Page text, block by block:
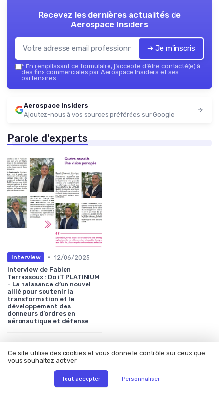
Recevez les dernières actualités de
Aerospace Insiders
➔ Je m'inscris
* En remplissant ce formulaire, j’accepte d’être contacté(e) à
des fins commerciales par Aerospace Insiders et ses
partenaires.
Aerospace Insiders
Ajoutez-nous à vos sources préférées sur Google
Parole d'experts
Interview • 12/06/2025
Interview de Fabien
Terrassoux : Do iT PLATINIUM
- La naissance d’un nouvel
allié pour soutenir la
transformation et le
développement des
donneurs d’ordres en
aéronautique et défense
Les plus lus
Ce site utilise des cookies et vous donne le contrôle sur ceux que
vous souhaitez activer
Tout accepter Personnaliser